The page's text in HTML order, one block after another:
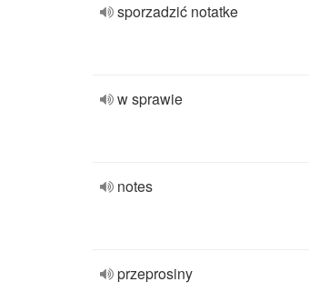
sporzadzić notatke
w sprawie
notes
przeprosiny